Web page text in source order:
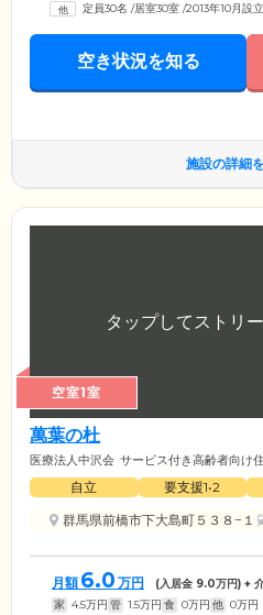
定員30名 /居室30室 /2013年10月設立
空き状況を知る
施設の詳細
空室1室
萬葉の杜
医療法人中沢会 サービス付き高齢者向け
自立 要支援1•2
群馬県前橋市下大島町５３８−１
月額 6.0 万円 (入居金 9.0万円) +
家 4.5万円 管 1.5万円 食 0万円 他 0万円